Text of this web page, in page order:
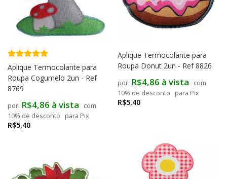
Aplique Termocolante para
Roupa Cogumelo 2un - Ref
8769
R$5,40
R$4,86 à vista
com
10% de desconto
para Pix
Aplique Termocolante para
Roupa Donut 2un - Ref 8826
R$5,40
R$4,86 à vista
com
10% de desconto
para Pix